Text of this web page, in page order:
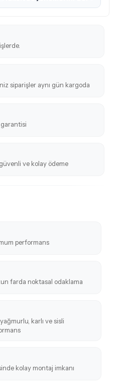
siparişler aynı gün kargoda
ve kolay ödeme
performans
farda noktasal odaklama
karlı ve sisli
kolay montaj imkanı